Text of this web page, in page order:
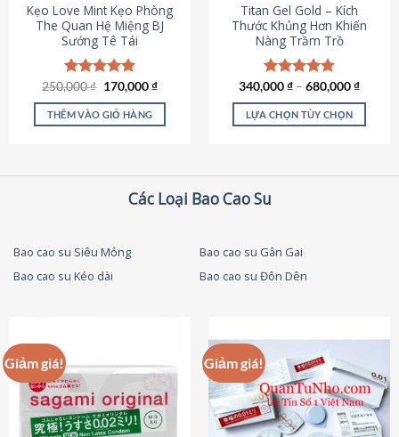
chọn
trên
trang
sản
phẩm
Kẹo Love Mint Kẹo Phòng
The Quan Hệ Miệng BJ
Sướng Tê Tái
Được xếp
hạng5.00
5 sao
250,000₫ Giá
là:
250,000 ₫.
170,000₫Giá
tại
THÊM VÀO GIỎ HÀNG
Titan Gel Gold – Kích
Thước Khủng Hơn Khiến
Nàng Trầm Trồ
Được xếp
hạng4.79
5 sao
340,000₫ – 680,000₫
LỰA CHỌN TÙY CHỌN
thể.
tùy
thể
được
chọn
trên
trang
sản
Các Loại Bao Cao Su
Bao cao su Siêu Mỏng
Bao cao su Gân Gai
Bao cao su Kéo dài
Bao cao su Đôn Dên
Giảm giá! Giảm giá!